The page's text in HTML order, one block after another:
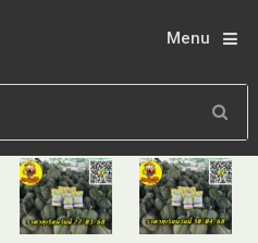
Menu